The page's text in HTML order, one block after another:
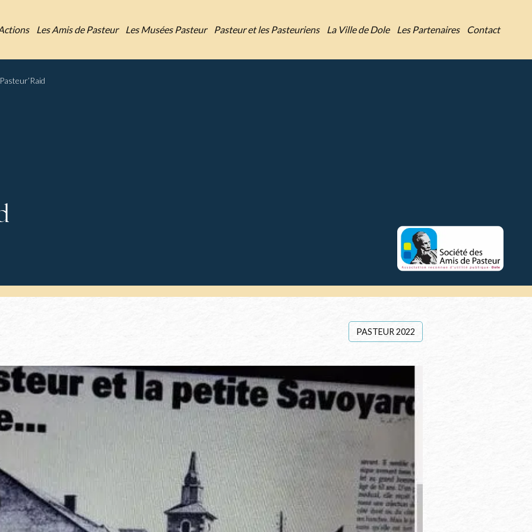
Les Amis de Pasteur Les Musées Pasteur Pasteur et les Pasteuriens La Ville de Dole Les Partenaires Contact
PASTEUR 2022